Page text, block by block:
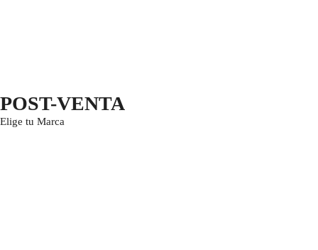
POST-VENTA
Elige tu Marca